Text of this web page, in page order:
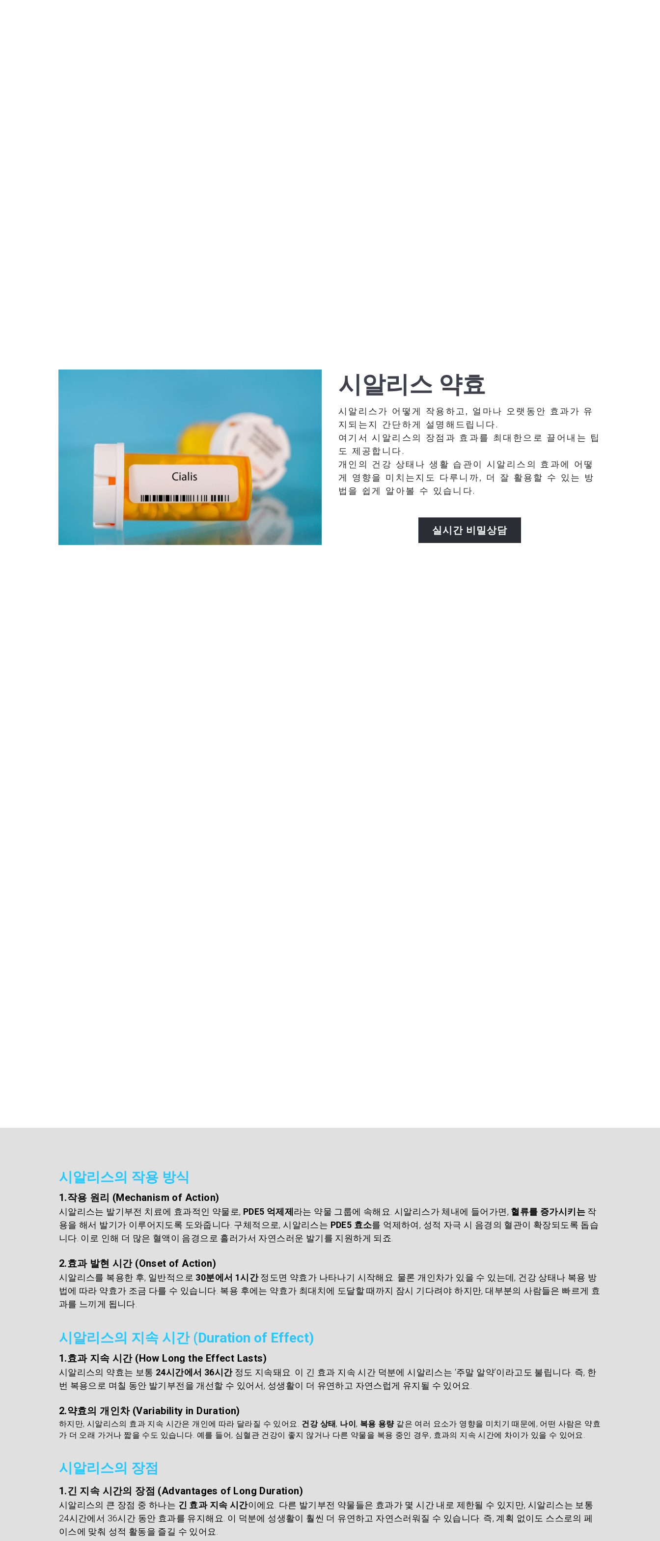
시알리스 약효
시알리스가 어떻게 작용하고, 얼마나 오랫동안 효과가 유
지되는지 간단하게 설명해드립니다.
여기서 시알리스의 장점과 효과를 최대한으로 끌어내는 팁
도 제공합니다.
개인의 건강 상태나 생활 습관이 시알리스의 효과에 어떻
게 영향을 미치는지도 다루니까, 더 잘 활용할 수 있는 방
법을 쉽게 알아볼 수 있습니다.
실시간 비밀상담
시알리스의 작용 방식
1.작용 원리 (Mechanism of Action)
시알리스는 발기부전 치료에 효과적인 약물로, PDE5 억제제라는 약물 그룹에 속해요. 시알리스가 체내에 들어가면, 혈류를 증가시키는 작
용을 해서 발기가 이루어지도록 도와줍니다. 구체적으로, 시알리스는 PDE5 효소를 억제하여, 성적 자극 시 음경의 혈관이 확장되도록 돕습
니다. 이로 인해 더 많은 혈액이 음경으로 흘러가서 자연스러운 발기를 지원하게 되죠.
2.효과 발현 시간 (Onset of Action)
시알리스를 복용한 후, 일반적으로 30분에서 1시간 정도면 약효가 나타나기 시작해요. 물론 개인차가 있을 수 있는데, 건강 상태나 복용 방
법에 따라 약효가 조금 다를 수 있습니다. 복용 후에는 약효가 최대치에 도달할 때까지 잠시 기다려야 하지만, 대부분의 사람들은 빠르게 효
과를 느끼게 됩니다.
시알리스의 지속 시간 (Duration of Effect)
1.효과 지속 시간 (How Long the Effect Lasts)
시알리스의 약효는 보통 24시간에서 36시간 정도 지속돼요. 이 긴 효과 지속 시간 덕분에 시알리스는 ‘주말 알약’이라고도 불립니다. 즉, 한
번 복용으로 며칠 동안 발기부전을 개선할 수 있어서, 성생활이 더 유연하고 자연스럽게 유지될 수 있어요.
2.약효의 개인차 (Variability in Duration)
하지만, 시알리스의 효과 지속 시간은 개인에 따라 달라질 수 있어요. 건강 상태, 나이, 복용 용량 같은 여러 요소가 영향을 미치기 때문에, 어떤 사람은 약효
가 더 오래 가거나 짧을 수도 있습니다. 예를 들어, 심혈관 건강이 좋지 않거나 다른 약물을 복용 중인 경우, 효과의 지속 시간에 차이가 있을 수 있어요.
시알리스의 장점
1.긴 지속 시간의 장점 (Advantages of Long Duration)
시알리스의 큰 장점 중 하나는 긴 효과 지속 시간이에요. 다른 발기부전 약물들은 효과가 몇 시간 내로 제한될 수 있지만, 시알리스는 보통
24시간에서 36시간 동안 효과를 유지해요. 이 덕분에 성생활이 훨씬 더 유연하고 자연스러워질 수 있습니다. 즉, 계획 없이도 스스로의 페
이스에 맞춰 성적 활동을 즐길 수 있어요.